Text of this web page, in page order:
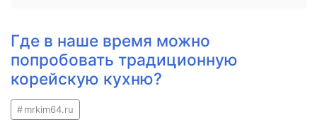
Где в наше время можно
попробовать традиционную
корейскую кухню?
mrkim64.ru